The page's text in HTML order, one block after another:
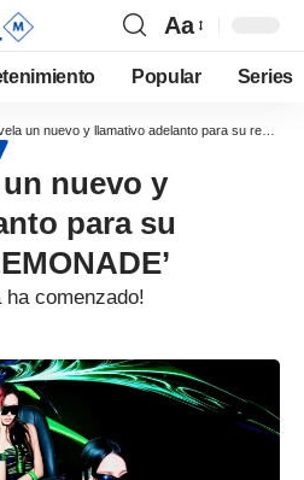
Aa
Popular Series
nuevo y llamativo adelanto para su regreso con ‘LEMONADE’
nuevo y
para su
ha comenzado!